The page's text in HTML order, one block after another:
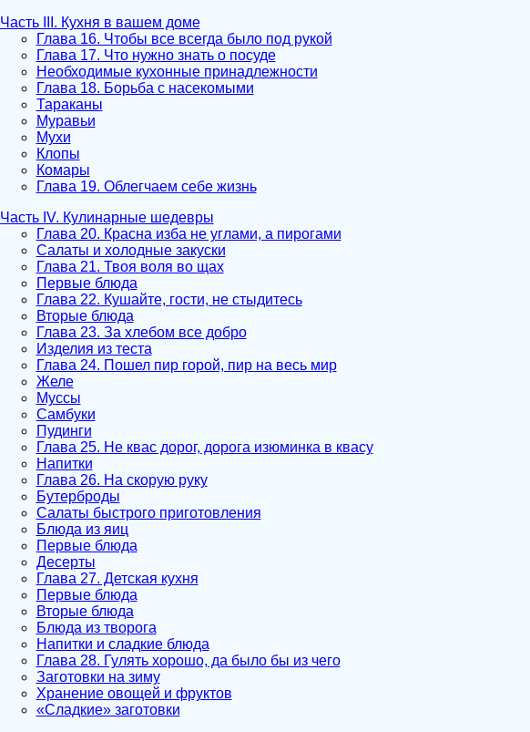
Часть III. Кухня в вашем доме
Глава 16. Чтобы все всегда было под рукой
Глава 17. Что нужно знать о посуде
Необходимые кухонные принадлежности
Глава 18. Борьба с насекомыми
Тараканы
Муравьи
Мухи
Клопы
Комары
Глава 19. Облегчаем себе жизнь
Часть IV. Кулинарные шедевры
Глава 20. Красна изба не углами, а пирогами
Салаты и холодные закуски
Глава 21. Твоя воля во щах
Первые блюда
Глава 22. Кушайте, гости, не стыдитесь
Вторые блюда
Глава 23. За хлебом все добро
Изделия из теста
Глава 24. Пошел пир горой, пир на весь мир
Желе
Муссы
Самбуки
Пудинги
Глава 25. Не квас дорог, дорога изюминка в квасу
Напитки
Глава 26. На скорую руку
Бутерброды
Салаты быстрого приготовления
Блюда из яиц
Первые блюда
Десерты
Глава 27. Детская кухня
Первые блюда
Вторые блюда
Блюда из творога
Напитки и сладкие блюда
Глава 28. Гулять хорошо, да было бы из чего
Заготовки на зиму
Хранение овощей и фруктов
«Сладкие» заготовки